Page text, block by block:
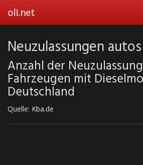
main
oli.net
Neuzulassungen
Anzahl der
Fahrzeugen mit
Deutschland
Quelle: Kba.de